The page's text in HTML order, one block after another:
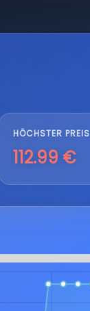
HÖCHSTER PREIS
112.99 €